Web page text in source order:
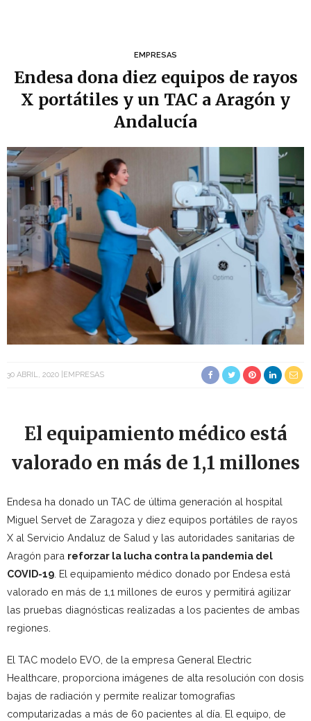
EMPRESAS
Endesa dona diez equipos de rayos
X portátiles y un TAC a Aragón y
Andalucía
30 ABRIL, 2020 EMPRESAS
El equipamiento médico está
valorado en más de 1,1 millones
Endesa ha donado un TAC de última generación al hospital
Miguel Servet de Zaragoza y diez equipos portátiles de rayos
X al Servicio Andaluz de Salud y las autoridades sanitarias de
Aragón para reforzar la lucha contra la pandemia del
COVID-19 . El equipamiento médico donado por Endesa está
valorado en más de 1,1 millones de euros y permitirá agilizar
las pruebas diagnósticas realizadas a los pacientes de ambas
regiones.
El TAC modelo EVO, de la empresa General Electric
Healthcare, proporciona imágenes de alta resolución con dosis
bajas de radiación y permite realizar tomografías
computarizadas a más de 60 pacientes al día. El equipo, de